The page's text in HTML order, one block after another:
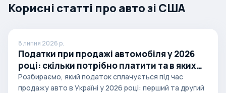
Корисні статті про авто зі США
8 липня 2026 р.
Податки при продажі автомобіля у 2026
році: скільки потрібно платити та в яких
випадках
Розбираємо, який податок сплачується під час
продажу авто в Україні у 2026 році: перший та другий